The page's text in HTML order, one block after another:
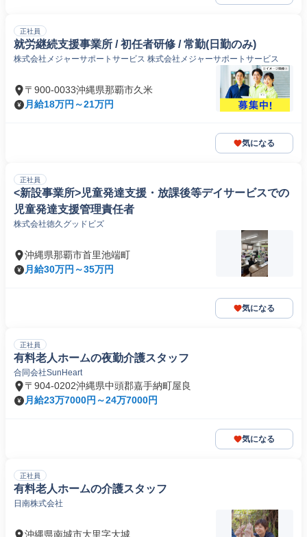
正社員
就労継続支援事業所 / 初任者研修 / 常勤(日勤のみ)
株式会社メジャーサポートサービス 株式会社メジャーサポートサービス
〒900-0033沖縄県那覇市久米
月給18万円～21万円
気になる
正社員
<新設事業所>児童発達支援・放課後等デイサービスでの
児童発達支援管理責任者
株式会社徳久グッドビズ
沖縄県那覇市首里池端町
月給30万円～35万円
気になる
正社員
有料老人ホームの夜勤介護スタッフ
合同会社SunHeart
〒904-0202沖縄県中頭郡嘉手納町屋良
月給23万7000円～24万7000円
気になる
正社員
有料老人ホームの介護スタッフ
日南株式会社
沖縄県南城市大里字大城